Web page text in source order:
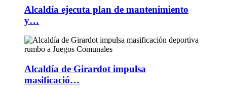
Alcaldía ejecuta plan de mantenimiento
y…
Alcaldía de Girardot impulsa
masificació…